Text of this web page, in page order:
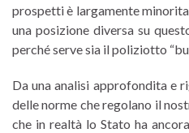
prospetti è largamente
una posizione diversa su
perché serve sia il poliziotto
Da una analisi approfondita e
delle norme che regolano il
che in realtà lo Stato ha